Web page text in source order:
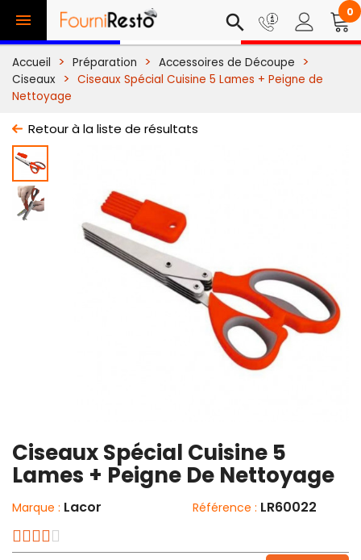
 search 0
Accueil Préparation
Accessoires de Découpe
Ciseaux
Ciseaux Spécial Cuisine 5 Lames + Peigne de
Nettoyage
Retour à la liste de résultats
Ciseaux Spécial Cuisine 5
Lames + Peigne De Nettoyage
Marque : Lacor Référence : LR60022